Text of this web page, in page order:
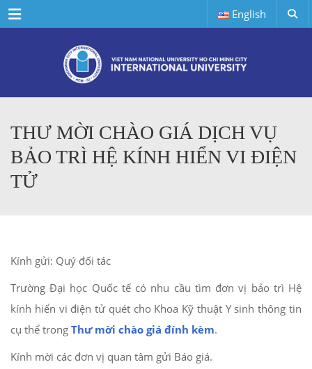
Menu English
THƯ MỜI CHÀO GIÁ DỊCH VỤ
BẢO TRÌ HỆ KÍNH HIỂN VI ĐIỆN
TỬ
Kính gửi: Quý đối tác
Trường Đại học Quốc tế có nhu cầu tìm đơn vị bảo trì Hệ
kính hiển vi điện tử quét cho Khoa Kỹ thuật Y sinh thông tin
cụ thể trong Thư mời chào giá đính kèm.
Kính mời các đơn vị quan tâm gửi Báo giá.